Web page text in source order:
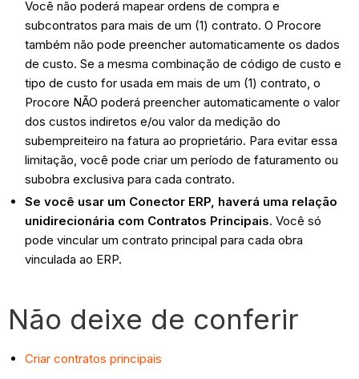
Você não poderá mapear ordens de compra e
subcontratos para mais de um (1) contrato. O Procore
também não pode preencher automaticamente os dados
de custo. Se a mesma combinação de código de custo e
tipo de custo for usada em mais de um (1) contrato, o
Procore NÃO poderá preencher automaticamente o valor
dos custos indiretos e/ou valor da medição do
subempreiteiro na fatura ao proprietário. Para evitar essa
limitação, você pode criar um período de faturamento ou
subobra exclusiva para cada contrato.
Se você usar um Conector ERP, haverá uma relação
unidirecionária com Contratos Principais. Você só
pode vincular um contrato principal para cada obra
vinculada ao ERP.
Não deixe de conferir
Criar contratos principais